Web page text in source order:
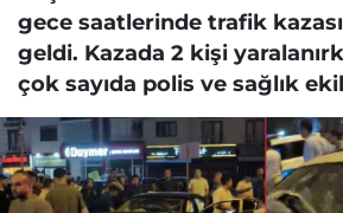
gece saatlerinde trafik
geldi. Kazada 2 kişi
çok sayıda polis ve sağlık